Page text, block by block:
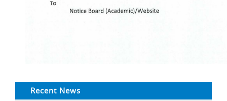
Recent News